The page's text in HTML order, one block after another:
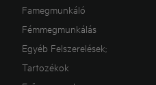
Famegmunkáló
Fémmegmunkálás
Egyéb Felszerelések;
Tartozékok